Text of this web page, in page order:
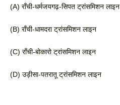
(A) राँची-धर्मजयगढ़-सिपत ट्रांसमिशन लाइन
(B) राँची-धामदरा ट्रांसमिशन लाइन
(C) राँची-बोकारो ट्रांसमिशन लाइन
(D) उड़ीसा-पतरातू ट्रांसमिशन लाइन